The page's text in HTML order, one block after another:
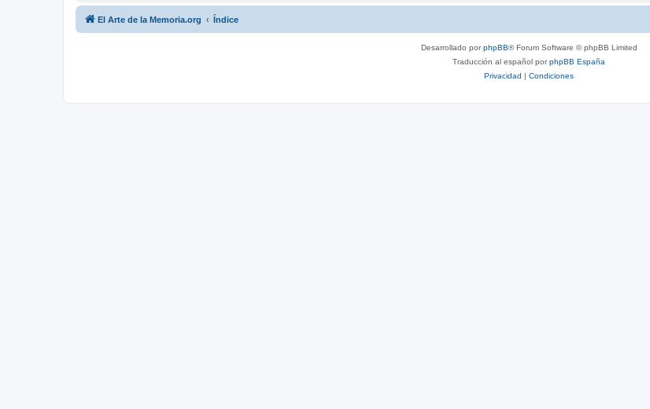
El Arte de la Memoria.org Índice
Desarrollado porphpBB® Forum Software © phpBB Limited
Traducción al español porphpBB España
Privacidad | Condiciones